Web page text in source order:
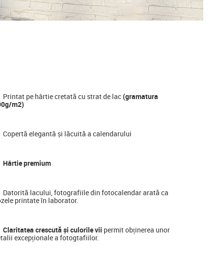
Printat pe hârtie cretată cu strat de lac(gramatura
m2)
Copertă elegantă și lăcuită a calendarului
Hârtie premium
Datorită lacului, fotografiile din fotocalendar arată ca
printate în laborator.
Claritatea crescută și culorile vii permit obținerea unor
excepționale a fotogtafiilor.